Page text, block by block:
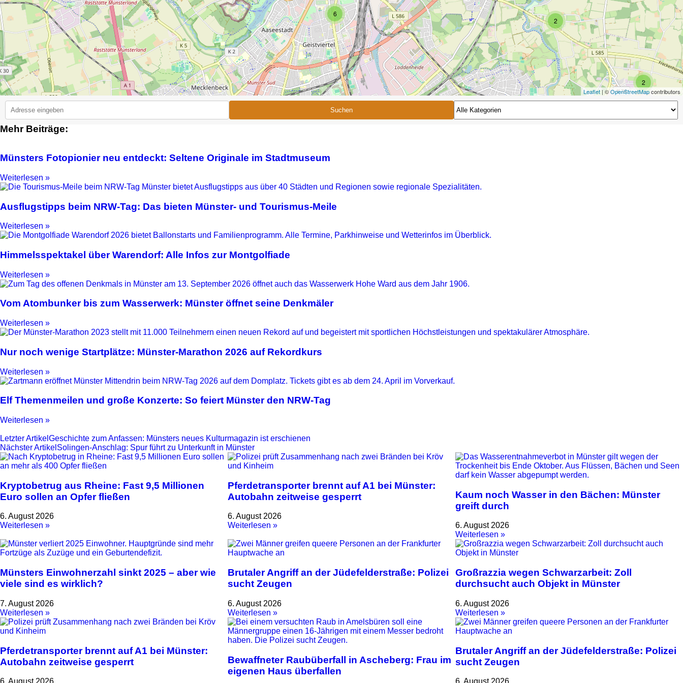
2
2
2
6
Leaflet| ©OpenStreetMapcontributors
Suchen
Mehr Beiträge:
Münsters Fotopionier neu entdeckt: Seltene Originale im Stadtmuseum
Weiterlesen »
Ausflugstipps beim NRW-Tag: Das bieten Münster- und Tourismus-Meile
Weiterlesen »
Himmelsspektakel über Warendorf: Alle Infos zur Montgolfiade
Weiterlesen »
Vom Atombunker bis zum Wasserwerk: Münster öffnet seine Denkmäler
Weiterlesen »
Nur noch wenige Startplätze: Münster-Marathon 2026 auf Rekordkurs
Weiterlesen »
Elf Themenmeilen und große Konzerte: So feiert Münster den NRW-Tag
Weiterlesen »
Letzter Artikel Geschichte zum Anfassen: Münsters neues Kulturmagazin ist erschienen
Nächster Artikel Solingen-Anschlag: Spur führt zu Unterkunft in Münster
Kryptobetrug aus Rheine: Fast 9,5 Millionen
Euro sollen an Opfer fließen
6. August 2026
Weiterlesen »
Pferdetransporter brennt auf A1 bei Münster:
Autobahn zeitweise gesperrt
6. August 2026
Weiterlesen »
Kaum noch Wasser in den Bächen: Münster
greift durch
6. August 2026
Weiterlesen »
Münsters Einwohnerzahl sinkt 2025 – aber wie
viele sind es wirklich?
7. August 2026
Weiterlesen »
Brutaler Angriff an der Jüdefelderstraße: Polizei
sucht Zeugen
6. August 2026
Weiterlesen »
Großrazzia wegen Schwarzarbeit: Zoll
durchsucht auch Objekt in Münster
6. August 2026
Weiterlesen »
Pferdetransporter brennt auf A1 bei Münster:
Autobahn zeitweise gesperrt
Bewaffneter Raubüberfall in Ascheberg: Frau im
eigenen Haus überfallen
Brutaler Angriff an der Jüdefelderstraße: Polizei
sucht Zeugen